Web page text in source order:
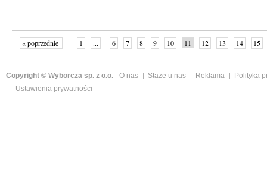
« poprzednie 1 ... 6 7 8 9 10 11 12 13 14 15
Copyright © Wyborcza sp. z o.o. O nas Staże u nas Reklama
Polityka
Ustawienia prywatności